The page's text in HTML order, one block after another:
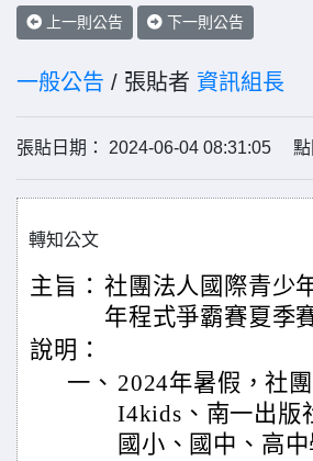
上一則公告 下一則公告
一般公告 / 張貼者 資訊組長
張貼日期： 2024-06-04 08:31:05 點
轉知公文
主旨： 社團法人國際青少
年程式爭霸賽夏季賽
說明：
一、 2024年暑假，社
I4kids、南一出版
國小、國中、高